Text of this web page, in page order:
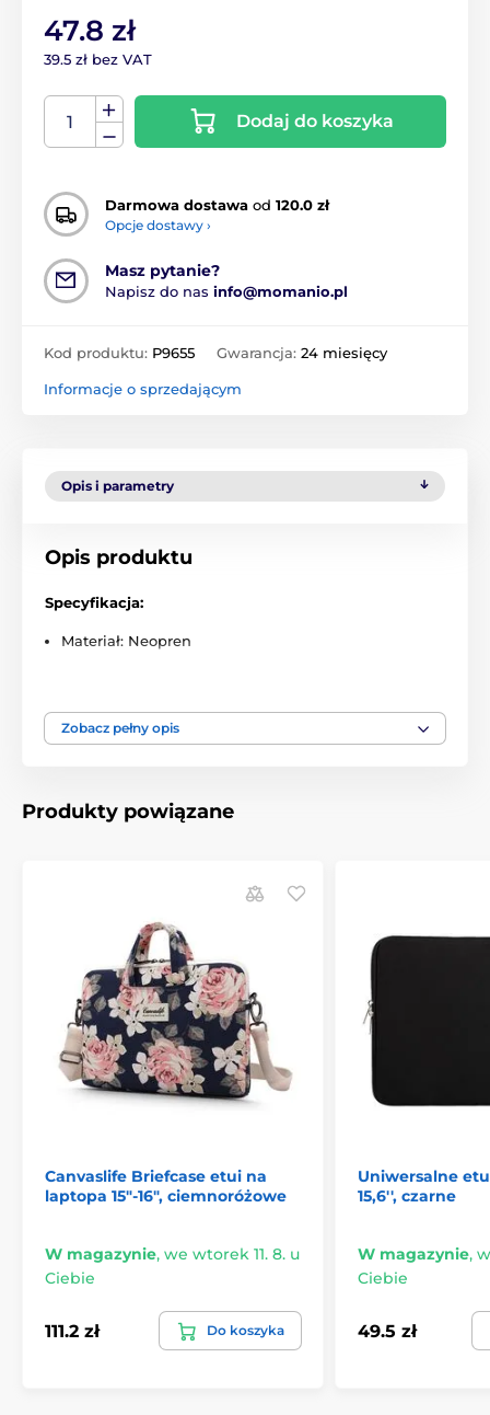
47.8 zł
39.5 zł bez VAT
Dodaj do koszyka
Darmowa dostawa od 120.0 zł
Opcje dostawy ›
Masz pytanie?
Napisz do nas info@momanio.pl
Kod produktu: P9655 Gwarancja: 24 miesięcy
Informacje o sprzedającym
Opis i parametry
Opis produktu
Specyfikacja:
Materiał: Neopren
Torba jest cienka, ale ta warstwa jest wystarczająca
do ochrony urządzenia. Możesz włożyć ją do
Twoje urządzenie jest chronione przed deszczem.
- które gwarantują jakość przez
Nie obciąża użytkownika
- torba jest wykonana z
lekkiego neoprenu, jej wagi prawie nie poczujesz.
Skutecznie chroni urządzenie
- akcesoria dokładnie
pasują, a wnętrze zostało wzmocnione i wyściełane
miękką tkaniną, która chroni komputer lub tablet.
Urządzenie możesz swobodnie przenosić w
dowolne miejsce bez obaw, że ulegnie uszkodzeniu
podczas transportu.
Zobacz pełny opis
Produkty powiązane
Canvaslife Briefcase etui na
laptopa 15"-16", ciemnoróżowe
W magazynie, we wtorek 11. 8. u
Ciebie
111.2 zł Do koszyka
Uniwersalne
15,6'', czarne
W magazynie,
Ciebie
49.5 zł